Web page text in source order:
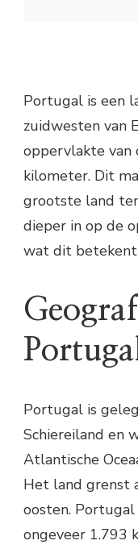
Portugal is een
zuidwesten van
oppervlakte van
kilometer. Dit
grootste land
dieper in op de
wat dit
Portugal is
Schiereiland en
Atlantische
Het land grenst
oosten.
ongeveer 1.793